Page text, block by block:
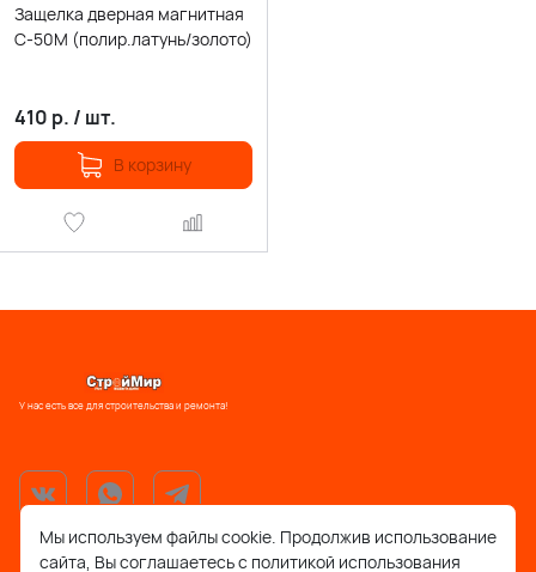
Защелка дверная магнитная
С-50М (полир.латунь/золото)
410 р. / шт.
В корзину
У нас есть все для строительства и ремонта!
Мы используем файлы cookie. Продолжив использование
сайта, Вы соглашаетесь с политикой использования